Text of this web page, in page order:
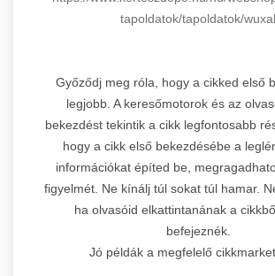
tapoldatok/tapoldatok/wuxal
Győződj meg róla, hogy a cikked első
legjobb. A keresőmotorok és az
bekezdést tekintik a cikk legfontosabb
hogy a cikk első bekezdésébe a
információkat építed be,
figyelmét. Ne kínálj túl sokat túl hamar.
ha olvasóid elkattintanának a
befejeznék.
Jó példák a megfelelő